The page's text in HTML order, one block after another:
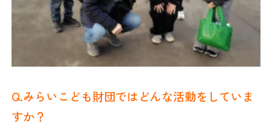
Q.みらいこども財団ではどんな活動をしていま
すか？